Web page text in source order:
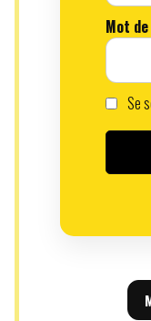
Mot
Se